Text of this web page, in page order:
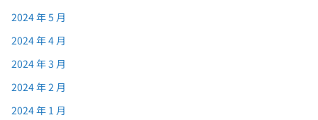
2024 年 5 月
2024 年 4 月
2024 年 3 月
2024 年 2 月
2024 年 1 月